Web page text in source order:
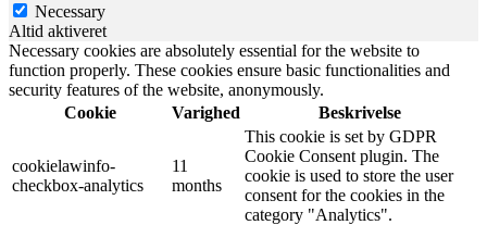
Necessary
Altid aktiveret
Necessary cookies are absolutely essential for the website to
function properly. These cookies ensure basic functionalities and
security features of the website, anonymously.
Cookie
Varighed Beskrivelse
cookielawinfo-
checkbox-analytics
11
months
This cookie is set by GDPR
Cookie Consent plugin. The
cookie is used to store the user
consent for the cookies in the
category "Analytics".